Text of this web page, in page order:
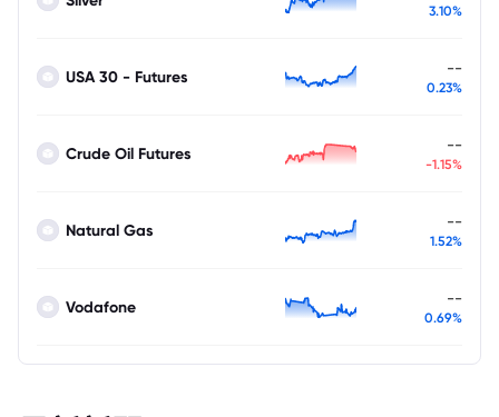
3.10%
USA 30 - Futures --
0.23%
Crude Oil Futures --
-1.15%
Natural Gas --
1.52%
Vodafone --
0.69%